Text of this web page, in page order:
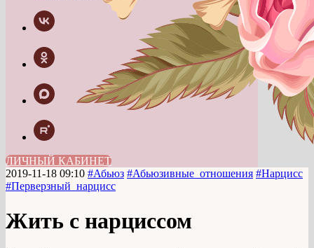
ЛИЧНЫЙ КАБИНЕТ
2019-11-18 09:10 #Абьюз #Абьюзивные_отношения #Нарцисс
#Перверзный_нарцисс
Жить с нарциссом